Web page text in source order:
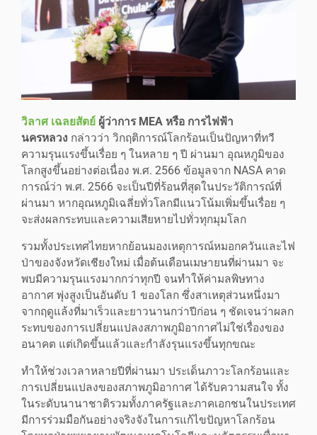
วิลาศ เฉลยสัตย์ ผู้ว่าการ MEA หรือ การไฟฟ้า
นครหลวง กล่าวว่า วิกฤติการณ์โลกร้อนเป็นปัญหาที่ทวี
ความรุนแรงขึ้นเรื่อย ๆ ในหลาย ๆ ปี ผ่านมา อุณหภูมิของ
โลกสูงขึ้นอย่างต่อเนื่อง พ.ศ. 2566 ข้อมูลจาก NASA คาด
การณ์ว่า พ.ศ. 2566 จะเป็นปีที่ร้อนที่สุดในประวัติการณ์ที่
ผ่านมา หากอุณหภูมิเฉลี่ยทั่วโลกมีแนวโน้มเพิ่มขึ้นเรื่อย ๆ
จะส่งผลกระทบและความเสียหายไปทั่วทุกมุมโลก
รวมทั้งประเทศไทยหากย้อนมองเหตุการณ์หมอกควันและไฟ
ป่าของจังหวัดเชียงใหม่ เมื่อต้นเดือนเมษายนที่ผ่านมา จะ
พบมีความรุนแรงมากกว่าทุกปี จนทำให้ค่ามลพิษทาง
อากาศ พุ่งสูงเป็นอันดับ 1 ของโลก ซึ่งสาเหตุส่วนหนึ่งมา
จากฤดูแล้งที่มาเร็วและยาวนานกว่าปีก่อน ๆ ชัดเจนว่าผลก
ระทบของการเปลี่ยนแปลงสภาพภูมิอากาศไม่ใช่เรื่องของ
อนาคต แต่เกิดขึ้นแล้วและกำลังรุนแรงขึ้นทุกขณะ
ทำให้ช่วงเวลาหลายปีที่ผ่านมา ประเด็นภาวะโลกร้อนและ
การเปลี่ยนแปลงของสภาพภูมิอากาศ ได้รับความสนใจ ทั้ง
ในระดับนานาชาติรวมทั้งภาครัฐและภาคเอกชนในประเทศ
มีการร่วมมือกันอย่างจริงจังในการแก้ไขปัญหาโลกร้อน